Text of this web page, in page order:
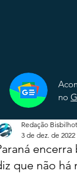
no
encerra
que não há
Redação
3 de dez. de 2022